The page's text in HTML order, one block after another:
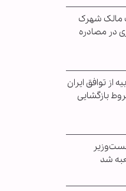
مالک شهرک
در مصادره
از توافق ایران
بازگشایی
شد